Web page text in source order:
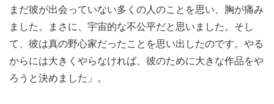
まだ彼が出会っていない多くの人のことを思い、胸が痛み
ました。まさに、宇宙的な不公平だと思いました。そし
て、彼は真の野心家だったことを思い出したのです。やる
からには大きくやらなければ、彼のために大きな作品をや
ろうと決めました」。